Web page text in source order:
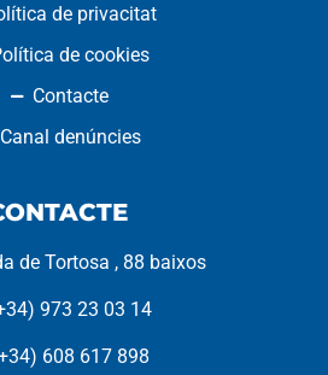
de privacitat
de cookies
Contacte
Canal denúncies
de Tortosa , 88 baixos
973 23 03 14
608 617 898